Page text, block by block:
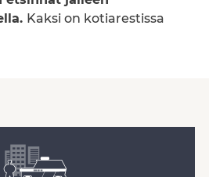
Kaksi on kotiarestissa